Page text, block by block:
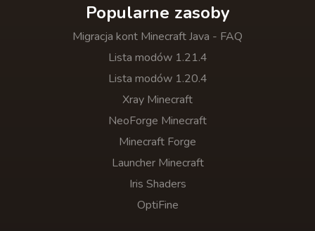
Popularne zasoby
Migracja kont Minecraft Java - FAQ
Lista modów 1.21.4
Lista modów 1.20.4
Xray Minecraft
NeoForge Minecraft
Minecraft Forge
Launcher Minecraft
Iris Shaders
OptiFine